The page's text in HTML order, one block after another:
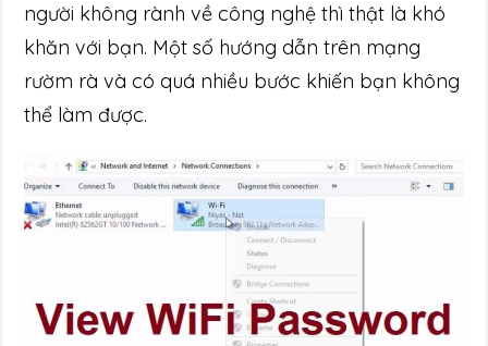
người không rành về công nghệ thì thật là khó
khăn với bạn. Một số hướng dẫn trên mạng
rườm rà và có quá nhiều bước khiến bạn không
thể làm được.